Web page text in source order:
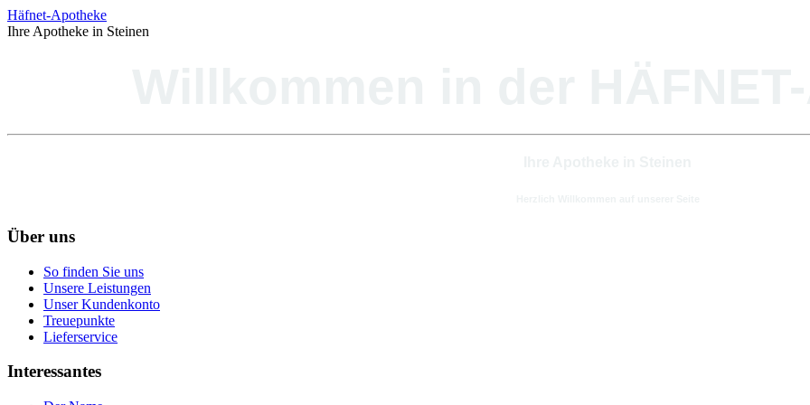
Häfnet-Apotheke
Ihre Apotheke in Steinen
Über uns
So finden Sie uns
Unsere Leistungen
Unser Kundenkonto
Treuepunkte
Lieferservice
Interessantes